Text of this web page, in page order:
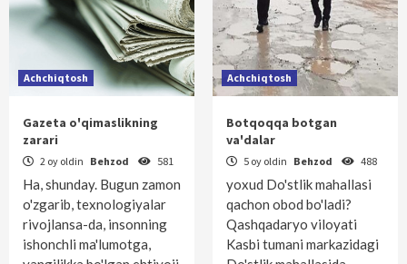
Achchiqtosh
Gazeta o'qimaslikning
zarari
2 oy oldin Behzod 581
Ha, shunday. Bugun zamon
o'zgarib, texnologiyalar
rivojlansa-da, insonning
ishonchli ma'lumotga,
Achchiqtosh
Botqoqqa botgan
va'dalar
5 oy oldin Behzod 488
yoxud Do'stlik mahallasi
qachon obod bo'ladi?
Qashqadaryo viloyati
Kasbi tumani markazidagi